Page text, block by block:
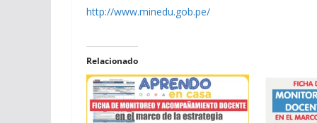
http://www.minedu.gob.pe/
Relacionado